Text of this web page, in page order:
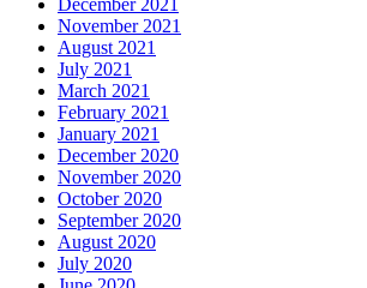
November 2021
August 2021
July 2021
March 2021
February 2021
January 2021
December 2020
November 2020
October 2020
September 2020
August 2020
July 2020